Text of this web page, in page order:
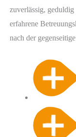
zuverlässig,
erfahrene
nach der